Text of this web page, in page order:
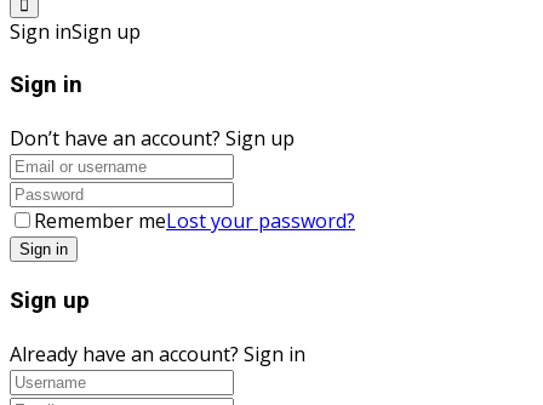
Sign inSign up
Sign in
Don’t have an account? Sign up
Remember meLost your password?
Sign up
Already have an account? Sign in